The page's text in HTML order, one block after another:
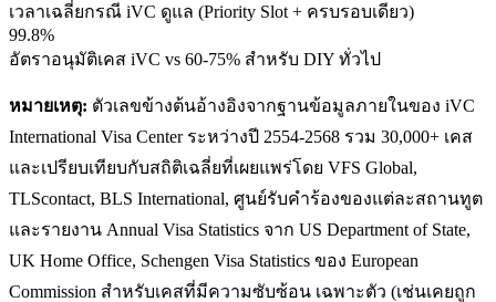
เวลาเฉลี่ยกรณี iVC ดูแล (Priority Slot + ครบรอบเดียว)
99.8%
อัตราอนุมัติเคส iVC vs 60-75% สำหรับ DIY ทั่วไป
หมายเหตุ: ตัวเลขข้างต้นอ้างอิงจากฐานข้อมูลภายในของ iVC
International Visa Center ระหว่างปี 2554-2568 รวม 30,000+ เคส
และเปรียบเทียบกับสถิติเฉลี่ยที่เผยแพร่โดย VFS Global,
TLScontact, BLS International, ศูนย์รับคำร้องของแต่ละสถานทูต
และรายงาน Annual Visa Statistics จาก US Department of State,
UK Home Office, Schengen Visa Statistics ของ European
Commission สำหรับเคสที่มีความซับซ้อน เฉพาะตัว (เช่นเคยถูก